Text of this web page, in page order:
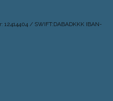
12414404 / SWIFT:DABADKKK IBAN-